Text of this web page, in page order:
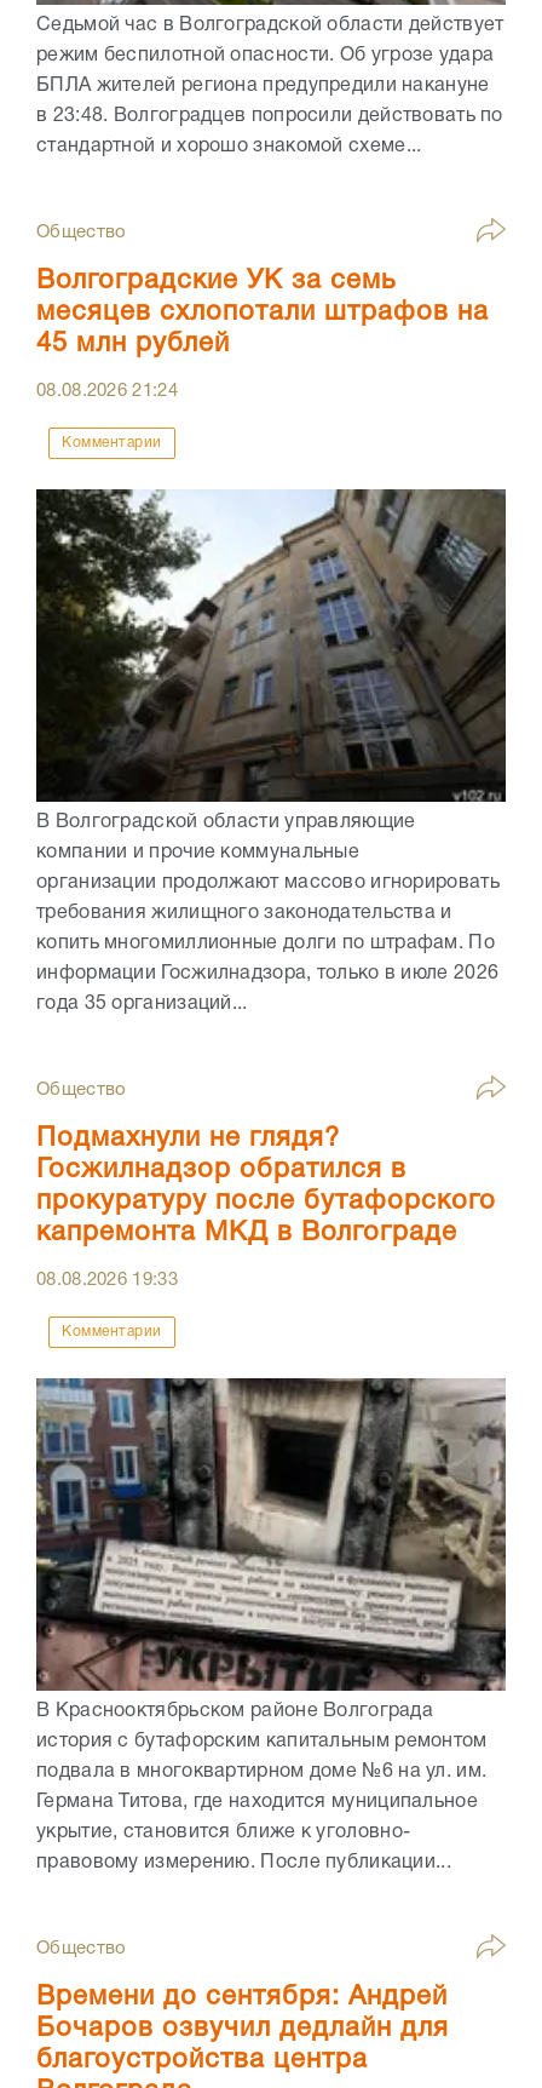
Седьмой час в Волгоградской области действует
режим беспилотной опасности. Об угрозе удара
БПЛА жителей региона предупредили накануне
в 23:48. Волгоградцев попросили действовать по
стандартной и хорошо знакомой схеме...
Общество
Волгоградские УК за семь
месяцев схлопотали штрафов на
45 млн рублей
08.08.202621:24
Комментарии
В Волгоградской области управляющие
компании и прочие коммунальные
организации продолжают массово игнорировать
требования жилищного законодательства и
копить многомиллионные долги по штрафам. По
информации Госжилнадзора, только в июле 2026
года 35 организаций...
Общество
Подмахнули не глядя?
Госжилнадзор обратился в
прокуратуру после бутафорского
капремонта МКД в Волгограде
08.08.2026 19:33
Комментарии
В Краснооктябрьском районе Волгограда
история с бутафорским капитальным ремонтом
подвала в многоквартирном доме №6 на ул. им.
Германа Титова, где находится муниципальное
укрытие, становится ближе к уголовно-
правовому измерению. После публикации...
Общество
Времени до сентября: Андрей
Бочаров озвучил дедлайн для
благоустройства центра